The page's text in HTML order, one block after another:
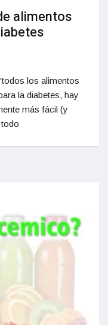
alimentos
los alimentos
la diabetes, hay
más fácil (y